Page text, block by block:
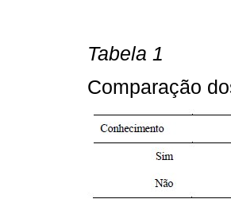
Tabela 1
Comparação